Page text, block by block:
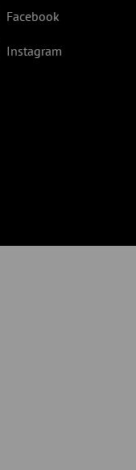
Facebook
Instagram